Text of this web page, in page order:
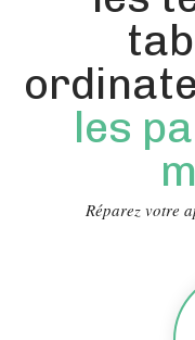
les
Réparez votre